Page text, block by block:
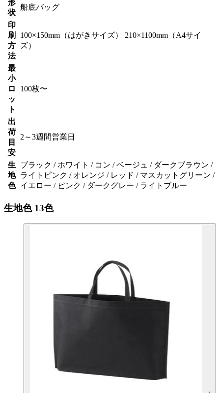
形
状
船底バッグ
印
刷
方
法
100×150mm（はがきサイズ） 210×1100mm（A4サイ
ズ）
最
小
ロ
ッ
ト
100枚〜
出
荷
目
安
2～3週間営業日
生
地
色
ブラック / ホワイト / コン / ベージュ / ダークブラウン /
ライトピンク / オレンジ / レッド / マスカットグリーン /
イエロー / ピンク / ダークグレー / ライトブルー
生地色 13色